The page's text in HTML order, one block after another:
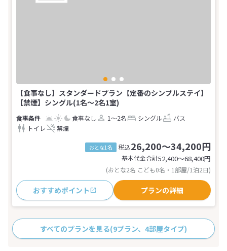
【食事なし】スタンダードプラン【定番のシンプルステイ】
【禁煙】シングル(1名～2名1室)
食事なし 1～2名 シングル
バス
トイレ
禁煙
おとな1名 税込26,200～34,200円
基本代金合計52,400〜68,400円
(おとな2名 こども0名・1部屋/1泊2日)
おすすめポイント プランの詳細
すべてのプランを見る(9プラン、4部屋タイプ)